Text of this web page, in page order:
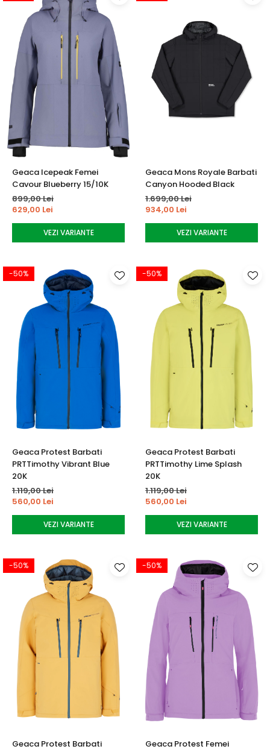
Geaca Icepeak Femei
Cavour Blueberry 15/10K
899,00 Lei
629,00 Lei
VEZI VARIANTE
Geaca Mons Royale Barbati
Canyon Hooded Black
1.699,00 Lei
934,00 Lei
VEZI VARIANTE
-50%
Geaca Protest Barbati
PRTTimothy Vibrant Blue
20K
1.119,00 Lei
560,00 Lei
VEZI VARIANTE
-50%
Geaca Protest Barbati
PRTTimothy Lime Splash
20K
1.119,00 Lei
560,00 Lei
VEZI VARIANTE
-50%
Geaca Protest Barbati
-50%
Geaca Protest Femei